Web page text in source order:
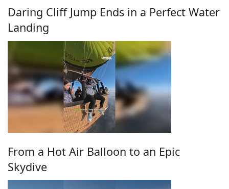
Daring Cliff Jump Ends in a Perfect Water
Landing
From a Hot Air Balloon to an Epic
Skydive